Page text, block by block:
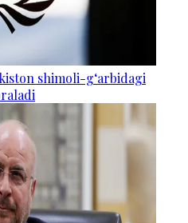
shimoli-g‘arbidagi